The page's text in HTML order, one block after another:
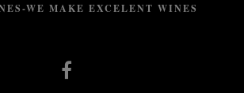
WE MAKE EXCELENT WINES